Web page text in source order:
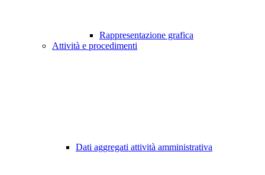
Rappresentazione grafica
Attività e procedimenti
Dati aggregati attività amministrativa